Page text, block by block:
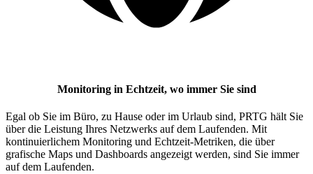
Monitoring in Echtzeit, wo immer Sie sind
Egal ob Sie im Büro, zu Hause oder im Urlaub sind, PRTG hält Sie
über die Leistung Ihres Netzwerks auf dem Laufenden. Mit
kontinuierlichem Monitoring und Echtzeit-Metriken, die über
grafische Maps und Dashboards angezeigt werden, sind Sie immer
auf dem Laufenden.